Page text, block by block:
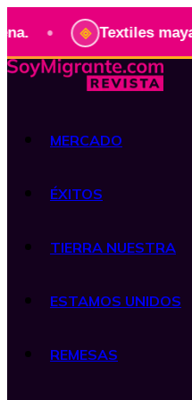
Textiles mayas,
MERCADO
ÉXITOS
TIERRA NUESTRA
ESTAMOS UNIDOS
REMESAS